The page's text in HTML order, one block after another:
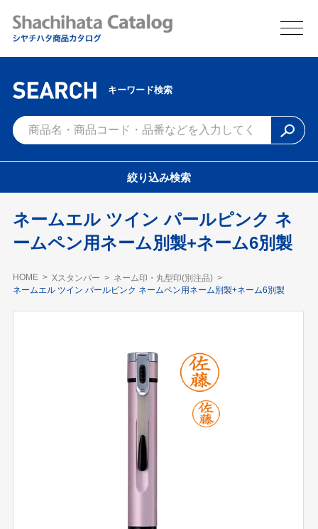
キーワード検索
絞り込み検索
ネームエル ツイン パールピンク ネ
ームペン用ネーム別製+ネーム6別製
HOME Xスタンパー
ネーム印・丸型印(別注品)
ネームエル ツイン パールピンク ネームペン用ネーム別製+ネーム6別製